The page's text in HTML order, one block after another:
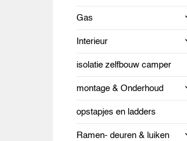
Gas
Interieur
isolatie zelfbouw camper
montage & Onderhoud
opstapjes en ladders
Ramen- deuren & luiken